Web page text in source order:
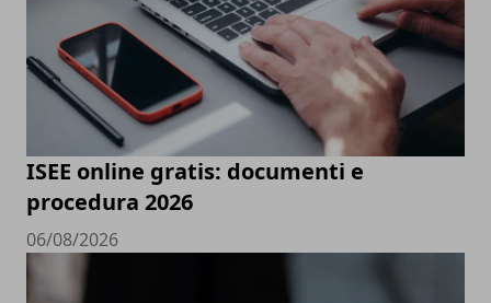
ISEE online gratis: documenti e
procedura 2026
06/08/2026